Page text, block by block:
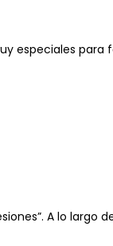
especiales
A lo largo